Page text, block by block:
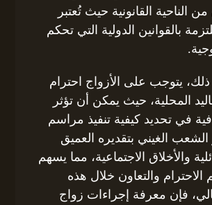
الناحية القانونية حيث تُعتبر
بالقوانين الدولية التي تحكم
ذلك، يتوجب على الأزواج احترام
المحلية، حيث يمكن أن تؤثر
في تحديد كيفية تنفيذ مراسم
الشعب الغيني بتقديره العميق
والأخلاق الاجتماعية، مما يسهم
والتعاون خلال هذه
فإن معرفة إجراءات زواج